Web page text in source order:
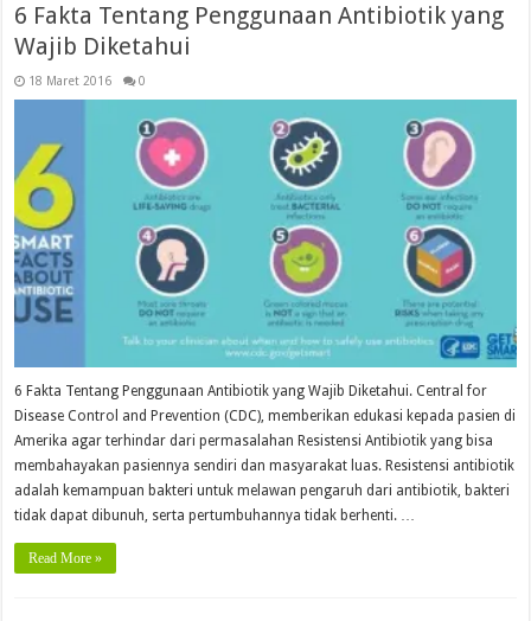
6 Fakta Tentang Penggunaan Antibiotik yang
Wajib Diketahui
18 Maret 2016 0
6 Fakta Tentang Penggunaan Antibiotik yang Wajib Diketahui. Central for
Disease Control and Prevention (CDC), memberikan edukasi kepada pasien di
Amerika agar terhindar dari permasalahan Resistensi Antibiotik yang bisa
membahayakan pasiennya sendiri dan masyarakat luas. Resistensi antibiotik
adalah kemampuan bakteri untuk melawan pengaruh dari antibiotik, bakteri
tidak dapat dibunuh, serta pertumbuhannya tidak berhenti. …
Read More »